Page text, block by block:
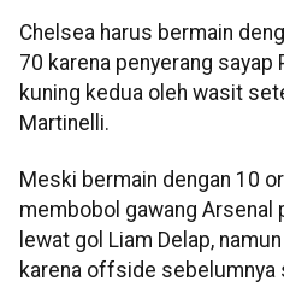
Chelsea harus bermain
70 karena penyerang
kuning kedua oleh wasit
Martinelli.
Meski bermain dengan 10
membobol gawang Arsenal
lewat gol Liam Delap,
karena offside sebelumnya